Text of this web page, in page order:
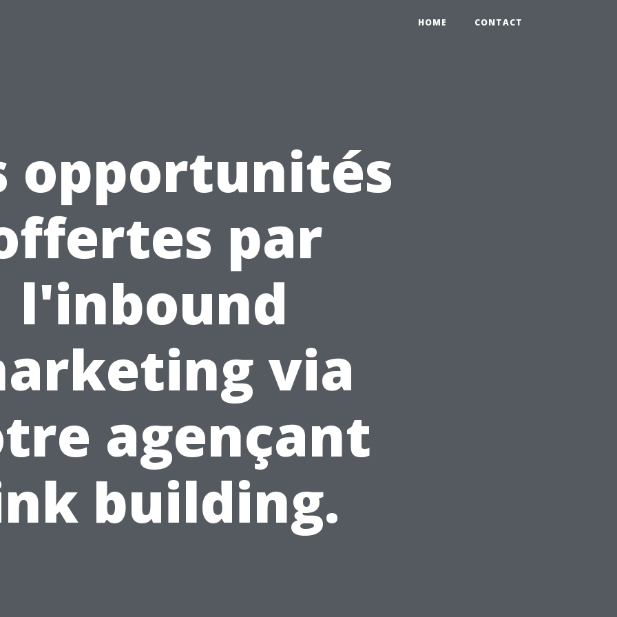
HOME CONTACT
opportunités
par
l'inbound
via
agençant
building.